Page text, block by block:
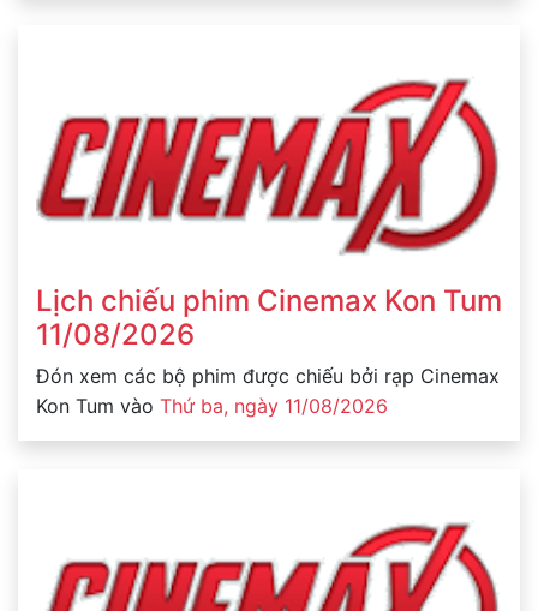
Lịch chiếu phim Cinemax Kon Tum
11/08/2026
Đón xem các bộ phim được chiếu bởi rạp Cinemax
Kon Tum vào Thứ ba, ngày 11/08/2026